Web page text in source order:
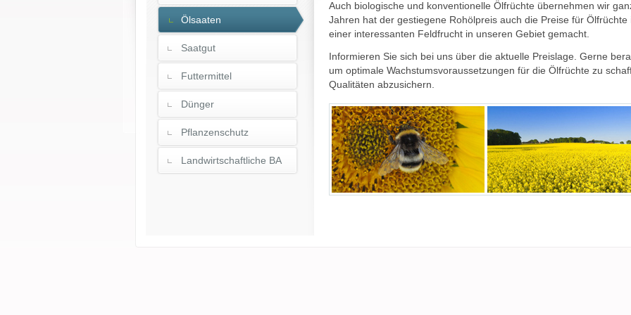
Ölsaaten
Saatgut
Futtermittel
Dünger
Pflanzenschutz
Landwirtschaftliche BA
Auch biologische und konventionelle Ölfrüchte übernehmen wir
Jahren hat der gestiegene Rohölpreis auch die Preise für
einer interessanten Feldfrucht in unseren Gebiet gemacht.
Informieren Sie sich bei uns über die aktuelle Preislage. Gerne
um optimale Wachstumsvoraussetzungen für die Ölfrüchte zu
Qualitäten abzusichern.